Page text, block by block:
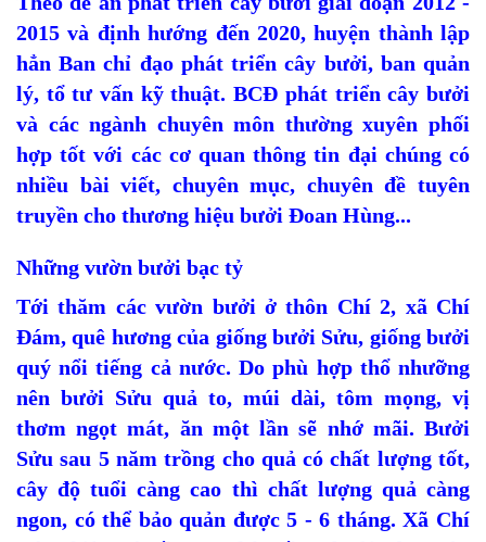
2015 và định hướng đến 2020, huyện thành lập
hẳn Ban chỉ đạo phát triển cây bưởi, ban quản
lý, tổ tư vấn kỹ thuật. BCĐ phát triển cây bưởi
và các ngành chuyên môn thường xuyên phối
hợp tốt với các cơ quan thông tin đại chúng có
nhiều bài viết, chuyên mục, chuyên đề tuyên
truyền cho thương hiệu bưởi Đoan Hùng...
Những vườn bưởi bạc tỷ
Tới thăm các vườn bưởi ở thôn Chí 2, xã Chí
Đám, quê hương của giống bưởi Sửu, giống bưởi
quý nổi tiếng cả nước. Do phù hợp thổ nhưỡng
nên bưởi Sửu quả to, múi dài, tôm mọng, vị
thơm ngọt mát, ăn một lần sẽ nhớ mãi. Bưởi
Sửu sau 5 năm trồng cho quả có chất lượng tốt,
cây độ tuổi càng cao thì chất lượng quả càng
ngon, có thể bảo quản được 5 - 6 tháng. Xã Chí